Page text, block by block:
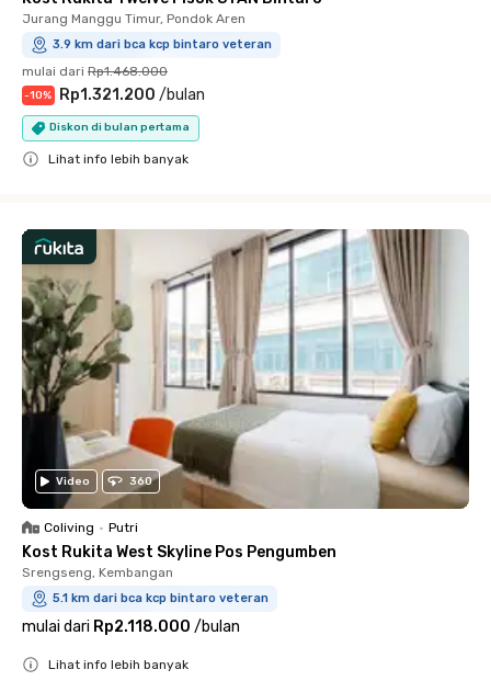
Jurang Manggu Timur, Pondok Aren
3.9 km dari bca kcp bintaro veteran
mulai dari Rp1.468.000
-10% Rp1.321.200 /bulan
Diskon di bulan pertama
Lihat info lebih banyak
Video 360
Coliving • Putri
Kost Rukita West Skyline Pos Pengumben
Srengseng, Kembangan
5.1 km dari bca kcp bintaro veteran
mulai dari Rp2.118.000 /bulan
Lihat info lebih banyak